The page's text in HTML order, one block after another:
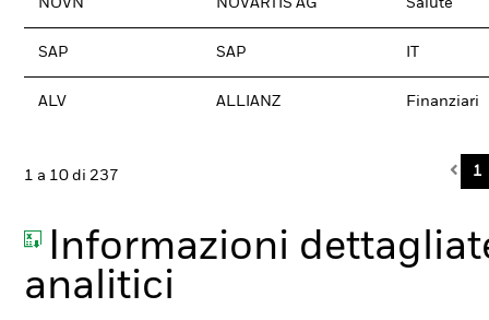
NOVN NOVARTIS AG Salute
SAP SAP
ALV ALLIANZ Finanziari
1 a 10 di 237 1
Informazioni
analitici